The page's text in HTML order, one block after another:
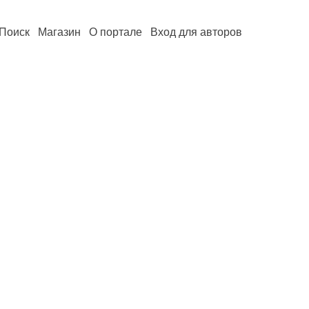
Магазин О портале Вход для авторов